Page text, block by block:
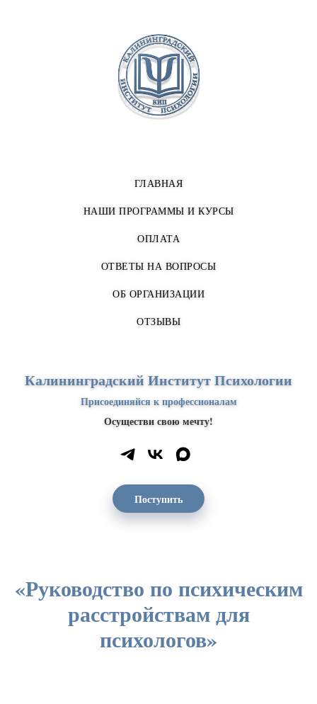
ГЛАВНАЯ
НАШИ ПРОГРАММЫ И КУРСЫ
ОПЛАТА
ОТВЕТЫ НА ВОПРОСЫ
ОБ ОРГАНИЗАЦИИ
ОТЗЫВЫ
Калининградский Институт Психологии
Присоединяйся к профессионалам
Осуществи свою мечту!
Поступить
«Руководство по психическим
расстройствам для
психологов»